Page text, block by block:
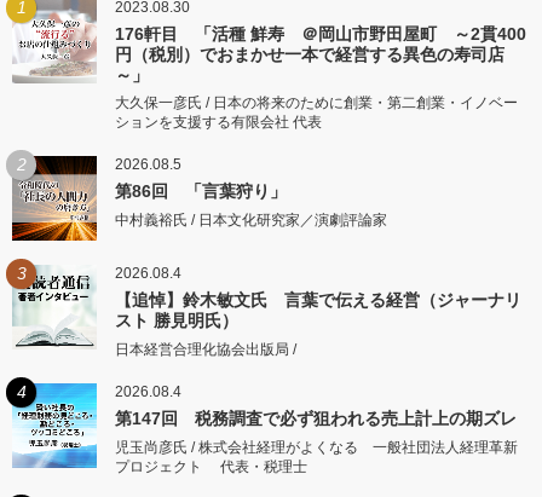
1 2023.08.30
176軒目 「活種 鮮寿 ＠岡山市野田屋町 ～2貫400
円（税別）でおまかせ一本で経営する異色の寿司店
～」
大久保一彦氏 / 日本の将来のために創業・第二創業・イノベー
ションを支援する有限会社 代表
2 2026.08.5
第86回 「言葉狩り」
中村義裕氏 / 日本文化研究家／演劇評論家
3 2026.08.4
【追悼】鈴木敏文氏 言葉で伝える経営（ジャーナリ
スト 勝見明氏）
日本経営合理化協会出版局 /
4 2026.08.4
第147回 税務調査で必ず狙われる売上計上の期ズレ
児玉尚彦氏 / 株式会社経理がよくなる 一般社団法人経理革新
プロジェクト 代表・税理士